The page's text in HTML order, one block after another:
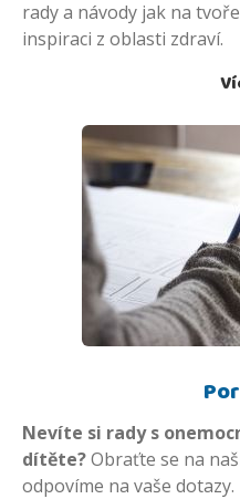
rady a návody jak na
inspiraci z oblasti zdraví.
Nevíte si rady s
dítěte?Obraťte se na
odpovíme na vaše dotazy.